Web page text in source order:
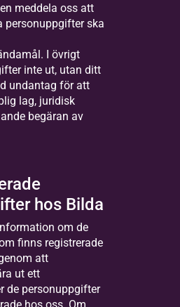
meddela oss att
personuppgifter ska
I övrigt
inte ut, utan ditt
undantag för att
lag, juridisk
begäran av
hos Bilda
om de
finns registrerade
att
ut ett
de personuppgifter